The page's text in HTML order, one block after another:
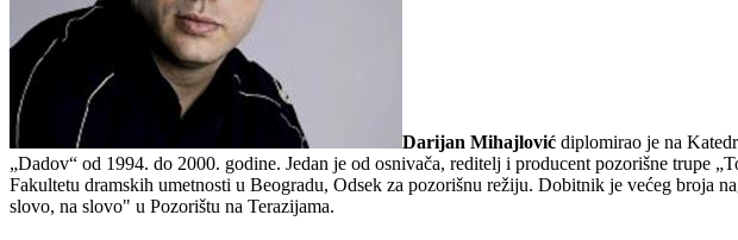
Darijan Mihajlović diplomirao je na
„Dadov“ od 1994. do 2000. godine. Jedan je od osnivača, reditelj i producent pozorišne trupe
Fakultetu dramskih umetnosti u Beogradu, Odsek za pozorišnu režiju. Dobitnik je većeg broja
slovo, na slovo" u Pozorištu na Terazijama.